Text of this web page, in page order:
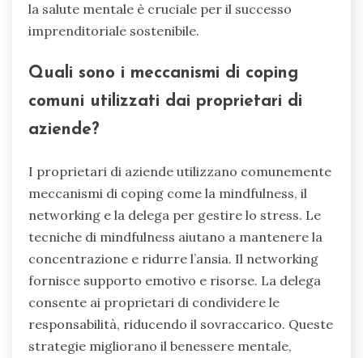
la salute mentale è cruciale per il successo
imprenditoriale sostenibile.
Quali sono i meccanismi di coping
comuni utilizzati dai proprietari di
aziende?
I proprietari di aziende utilizzano comunemente
meccanismi di coping come la mindfulness, il
networking e la delega per gestire lo stress. Le
tecniche di mindfulness aiutano a mantenere la
concentrazione e ridurre l’ansia. Il networking
fornisce supporto emotivo e risorse. La delega
consente ai proprietari di condividere le
responsabilità, riducendo il sovraccarico. Queste
strategie migliorano il benessere mentale,